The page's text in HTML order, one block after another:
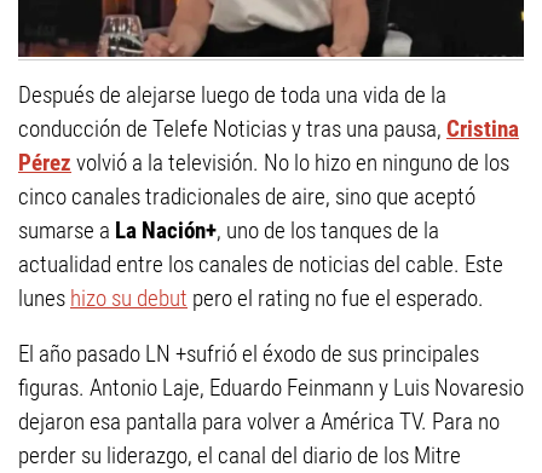
Después de alejarse luego de toda una vida de la
conducción de Telefe Noticias y tras una pausa, Cristina
Pérez volvió a la televisión. No lo hizo en ninguno de los
cinco canales tradicionales de aire, sino que aceptó
sumarse a La Nación+, uno de los tanques de la
actualidad entre los canales de noticias del cable. Este
lunes hizo su debut pero el rating no fue el esperado.
El año pasado LN +sufrió el éxodo de sus principales
figuras. Antonio Laje, Eduardo Feinmann y Luis Novaresio
dejaron esa pantalla para volver a América TV. Para no
perder su liderazgo, el canal del diario de los Mitre